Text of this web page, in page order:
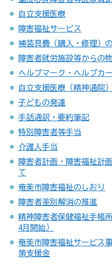
自立支援医療
障害福祉サービス
補装具費（購入・修理）
障害者就労施設等からの
ヘルプマーク・ヘルプカ
自立支援医療（精神通院
子どもの発達
手話通訳・要約筆記
特別障害者等手当
介護人手当
障害者計画・障害福祉計
て
奄美市障害福祉のしおり
障害者差別解消の推進
精神障害者保健福祉手帳
4月開始）
奄美市障害福祉サービス
策支援金